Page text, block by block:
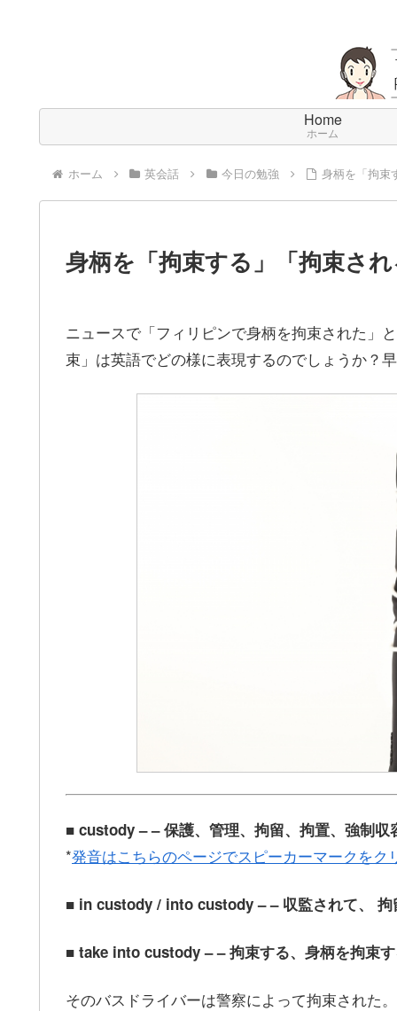
Home
ホーム
ホーム 英会話 今日の勉強 身柄を「拘束
身柄を「拘束する」「拘束さ
ニュースで「フィリピンで身柄を拘束された」
束」は英語でどの様に表現するのでしょうか？
■ custody – – 保護、管理、拘留、拘置、強制収
*発音はこちらのページでスピーカーマークをク
■ in custody / into custody – – 収監されて、 拘
■ take into custody – – 拘束する、身柄を拘束
そのバスドライバーは警察によって拘束された。